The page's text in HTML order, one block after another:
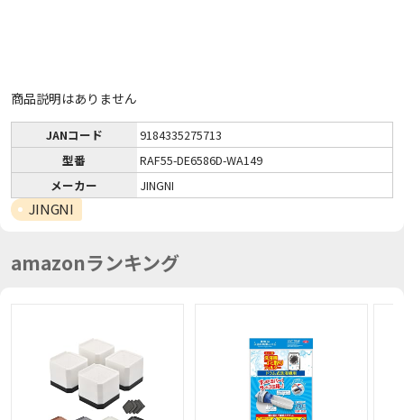
商品説明はありません
JANコード
9184335275713
型番
RAF55-DE6586D-WA149
メーカー
JINGNI
JINGNI
amazonランキング